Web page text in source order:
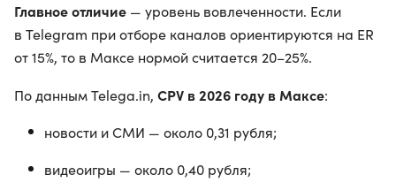
Главное отличие — уровень вовлеченности. Если
в Telegram при отборе каналов ориентируются на ER
от 15%, то в Максе нормой считается 20–25%.
По данным Telega.in, CPV в 2026 году в Максе:
новости и СМИ — около 0,31 рубля;
видеоигры — около 0,40 рубля;